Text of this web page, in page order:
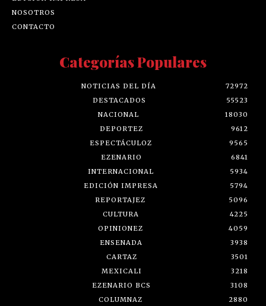
NOSOTROS
CONTACTO
Categorías Populares
NOTICIAS DEL DÍA
72972
DESTACADOS
55523
NACIONAL
18030
DEPORTEZ
9612
ESPECTÁCULOZ
9565
EZENARIO
6841
INTERNACIONAL
5934
EDICIÓN IMPRESA
5794
REPORTAJEZ
5096
CULTURA
4225
OPINIONEZ
4059
ENSENADA
3938
CARTAZ
3501
MEXICALI
3218
EZENARIO BCS
3108
COLUMNAZ
2880